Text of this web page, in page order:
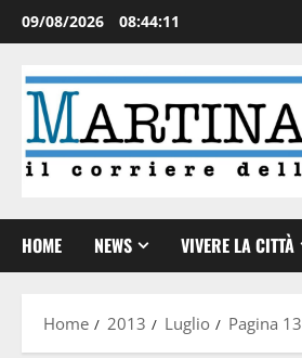
09/08/2026 08:44:13
HOME NEWS VIVERE LA CITTÀ
Home 2013 Luglio Pagina 13